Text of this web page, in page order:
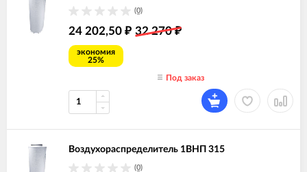
(0)
24 202,50 ₽ 32 270₽
экономия
25%
Под заказ
Воздухораспределитель 1ВНП 315
(0)